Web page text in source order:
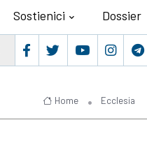
Sostienici Dossier
Home Ecclesia